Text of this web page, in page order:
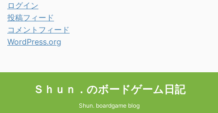
ログイン
投稿フィード
コメントフィード
WordPress.org
Ｓｈｕｎ．のボードゲーム日記
Shun. boardgame blog